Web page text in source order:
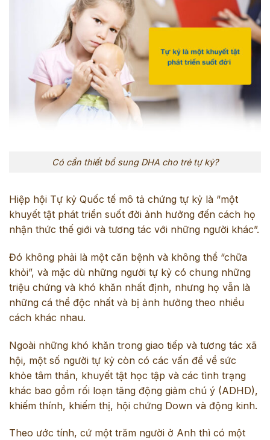
Có cần thiết bổ sung DHA cho trẻ tự kỷ?
Hiệp hội Tự kỷ Quốc tế mô tả chứng tự kỷ là “một
khuyết tật phát triển suốt đời ảnh hưởng đến cách họ
nhận thức thế giới và tương tác với những người khác”.
Đó không phải là một căn bệnh và không thể “chữa
khỏi”, và mặc dù những người tự kỷ có chung những
triệu chứng và khó khăn nhất định, nhưng họ vẫn là
những cá thể độc nhất và bị ảnh hưởng theo nhiều
cách khác nhau.
Ngoài những khó khăn trong giao tiếp và tương tác xã
hội, một số người tự kỷ còn có các vấn đề về sức
khỏe tâm thần, khuyết tật học tập và các tình trạng
khác bao gồm rối loạn tăng động giảm chú ý (ADHD),
khiếm thính, khiếm thị, hội chứng Down và động kinh.
Theo ước tính, cứ một trăm người ở Anh thì có một